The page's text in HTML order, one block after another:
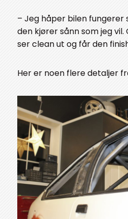
– Jeg håper bilen fungerer
den kjører sånn som jeg
ser clean ut og får den
Her er noen flere detaljer